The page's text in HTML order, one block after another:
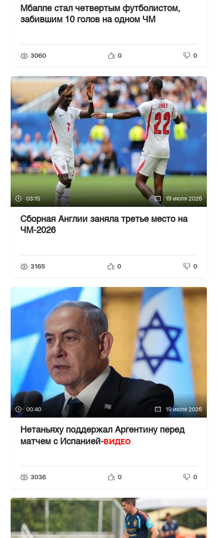
Мбаппе стал четвертым футболистом,
забившим 10 голов на одном ЧМ
3060 0 0
03:15 19 июля 2026
Сборная Англии заняла третье место на
ЧМ-2026
3165 0 0
00:40 19 июля 2026
Нетаньяху поддержал Аргентину перед
матчем с Испанией-ВИДЕО
3036 0 0